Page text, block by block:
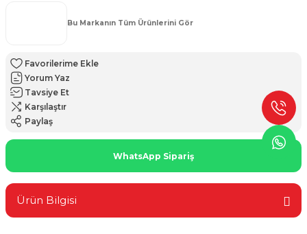
Bu Markanın Tüm Ürünlerini Gör
Yorum Yaz
Tavsiye Et
Karşılaştır
Paylaş
WhatsApp Sipariş
Ürün Bilgisi